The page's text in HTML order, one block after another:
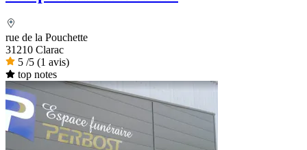
rue de la Pouchette
31210 Clarac
5 /5 (1 avis)
top notes